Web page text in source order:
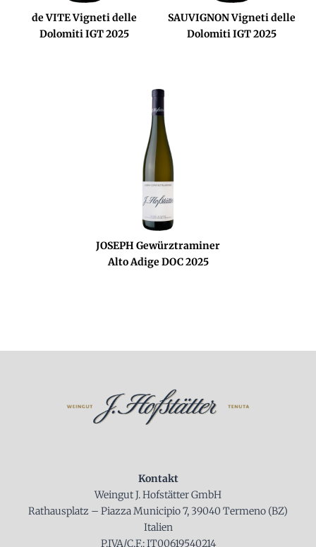
de VITE Vigneti delle
Dolomiti IGT 2025
SAUVIGNON Vigneti delle
Dolomiti IGT 2025
JOSEPH Gewürztraminer
Alto Adige DOC 2025
Kontakt
Weingut J. Hofstätter GmbH
Rathausplatz – Piazza Municipio 7, 39040 Termeno (BZ)
Italien
P.IVA/C.F.: IT00619540214